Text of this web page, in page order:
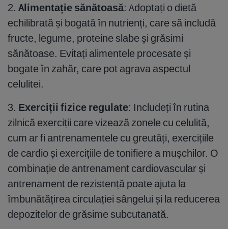
2. Alimentație sănătoasă: Adoptați o dietă
echilibrată și bogată în nutrienți, care să includă
fructe, legume, proteine slabe și grăsimi
sănătoase. Evitați alimentele procesate și
bogate în zahăr, care pot agrava aspectul
celulitei.
3. Exerciții fizice regulate: Includeți în rutina
zilnică exerciții care vizează zonele cu celulită,
cum ar fi antrenamentele cu greutăți, exercițiile
de cardio și exercițiile de tonifiere a mușchilor. O
combinație de antrenament cardiovascular și
antrenament de rezistență poate ajuta la
îmbunătățirea circulației sângelui și la reducerea
depozitelor de grăsime subcutanată.